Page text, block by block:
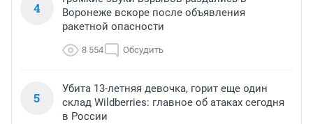
4
Воронеже вскоре после объявления
ракетной опасности
8 554 Обсудить
5
Убита 13-летняя девочка, горит еще один
склад Wildberries: главное об атаках сегодня
в России